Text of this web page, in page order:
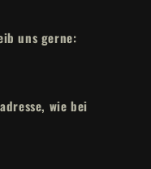
uns gerne:
wie bei